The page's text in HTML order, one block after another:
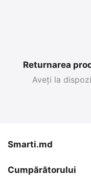
în stoc
26 999MDL
30 799 MDL -12%
Returnarea
Aveți la
Smarti.md
Cumpărătorului